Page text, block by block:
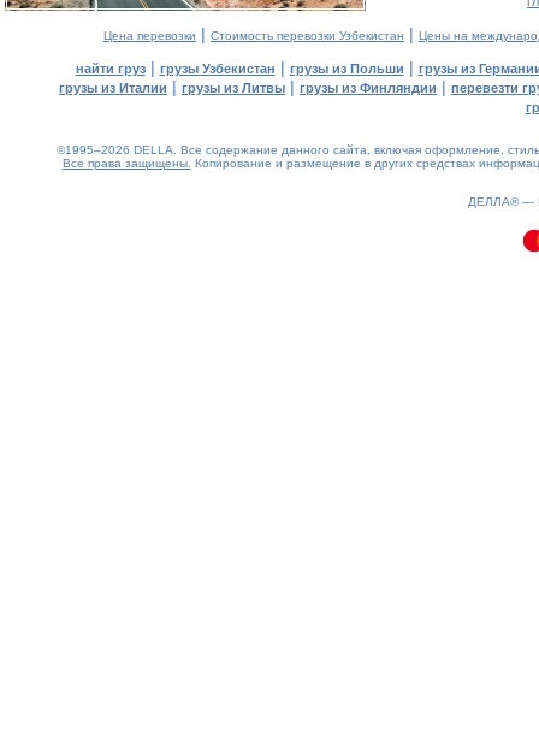
Цена перевозки | Стоимость перевозки Узбекистан | Цены на
найти груз| грузы Узбекистан | грузы из Польши | грузы из
грузы из Италии | грузы из Литвы | грузы из Финляндии | перевезти
©1995–2026 DELLA. Все содержание данного сайта, включая оформление,
Все права защищены. Копирование и размещение в других средствах
ДЕЛЛА® —